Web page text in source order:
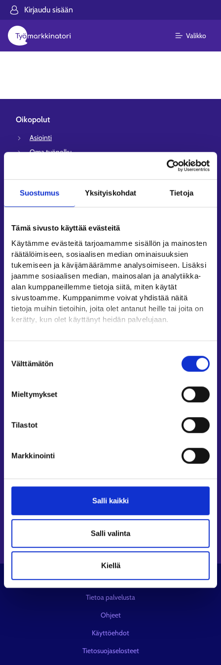
Suostumus Yksityiskohdat Tietoja
Tämä sivusto käyttää evästeitä
Käytämme evästeitä tarjoamamme sisällön ja mainosten
räätälöimiseen, sosiaalisen median ominaisuuksien
tukemiseen ja kävijämäärämme analysoimiseen. Lisäksi
jaamme sosiaalisen median, mainosalan ja analytiikka-
alan kumppaneillemme tietoja siitä, miten käytät
sivustoamme. Kumppanimme voivat yhdistää näitä
tietoja muihin tietoihin, joita olet antanut heille tai joita on
kerätty, kun olet käyttänyt heidän palvelujaan.
Löydät tietoa evästeiden käyttötarkoituksista
Lue tarkemmin
valinta
Välttämätön
Mieltymykset
Tilastot
Markkinointi
Salli kaikki
Salli valinta
Kiellä
Kirjaudu sisään
Valikko
Oikopolut
Asiointi
Oma työpolku
Avoimet työpaikat
Tietoa muilla kielillä
Työllisyysalueiden yhteystiedot
Sähköisen asioinnin tuki
Työttömyysturvaneuvonta
Yritys- ja työnantaja-asiakkaan neuvontapalvelut
Asiointi- ja Oma työpolku -osioiden ohjeet
Tuki ja palaute
Työ- ja elinkeinoministeriö⁠
Osaamispolku⁠
Seuraa meitä
LinkedIn⁠
Youtube⁠
© KEHA-keskus
Tietoa palvelusta
Ohjeet
Käyttöehdot
Tietosuojaselosteet